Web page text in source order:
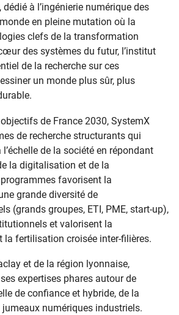
à l’ingénierie numérique des
en pleine mutation où la
clefs de la transformation
des systèmes du futur, l’institut
de la recherche sur ces
un monde plus sûr, plus
de France 2030, SystemX
de recherche structurants qui
de la société en répondant
la digitalisation et de la
favorisent la
grande diversité de
(grands groupes, ETI, PME, start-up),
et valorisent la
fertilisation croisée inter-filières.
et de la région lyonnaise,
expertises phares autour de
de confiance et hybride, de la
numériques industriels.